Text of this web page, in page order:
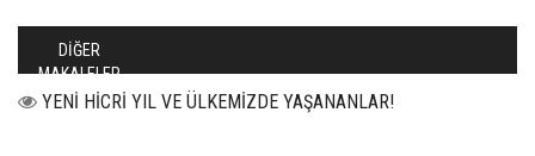
DİĞER
MAKALELER
YENİ HİCRİ YIL VE ÜLKEMİZDE YAŞANANLAR!